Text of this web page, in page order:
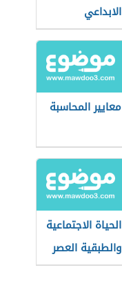
الابداعي
معايير المحاسبة
الحياة الاجتماعية
والطبقية العصر
الحديث